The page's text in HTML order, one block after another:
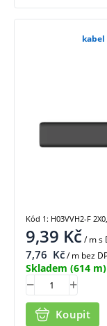
kabel
9,39 Kč/ ms
7,76 Kč/ m bez
Skladem (614 m)
Koupit
Kód 1: H03VVH2-F